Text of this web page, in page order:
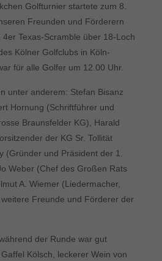
Golfturnier startete zum 8.
Freunden und Förderern
Texas-Scramble über 18-Loch
Kölner Golfclubs in Köln-
für alle Golfer um 12.00 Uhr.
unter anderem: Stefan Bisanz
Hornung (Schriftführer und
Braunsfelder KG), Harald
der KG Sr. Tollität
(Gründer und Präsident der 1.
Weber (Chef des Großen Rats
A. Wiemer (Liedermacher,
Freunde und Förderer der
der Runde war gut
Kölsch, leckerer Wein von